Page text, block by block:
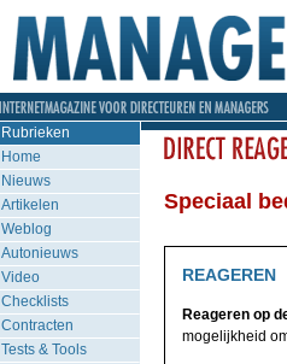
Rubrieken
Home
Nieuws
Artikelen
Weblog
Autonieuws
Video
Checklists
Contracten
Tests & Tools
Speciaal
REAGEREN
Reageren op
mogelijkheid